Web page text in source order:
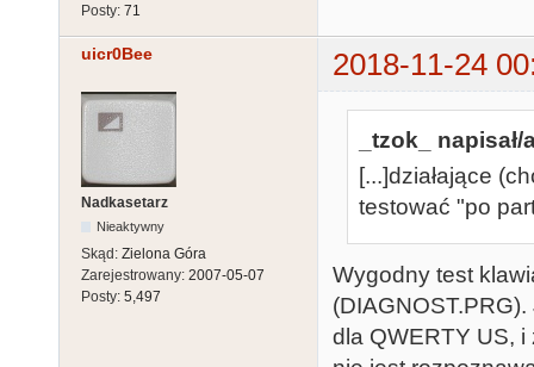
Posty: 71
uicr0Bee 2018-11-24
Nadkasetarz
Nieaktywny
Skąd: Zielona Góra
Zarejestrowany: 2007-05-07
Posty: 5,497
_tzok_ napisał/
[...]działające
testować "po
Wygodny test
dla QWERTY US,